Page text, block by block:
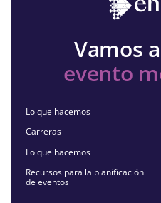
Vamos
evento
Lo que hacemos
Carreras
Lo que hacemos
Recursos para la planificación
de eventos